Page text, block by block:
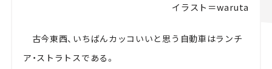
イラスト＝waruta
古今東西、いちばんカッコいいと思う自動車はランチ
ア・ストラトスである。